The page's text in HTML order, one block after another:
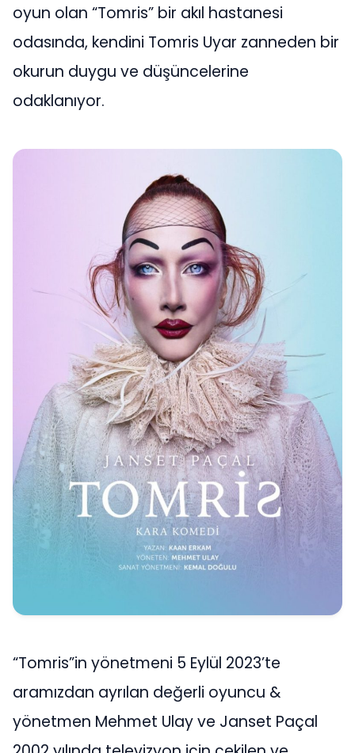
oyun olan “Tomris” bir akıl hastanesi
odasında, kendini Tomris Uyar zanneden bir
okurun duygu ve düşüncelerine
odaklanıyor.
“Tomris”in yönetmeni 5 Eylül 2023’te
aramızdan ayrılan değerli oyuncu &
yönetmen Mehmet Ulay ve Janset Paçal